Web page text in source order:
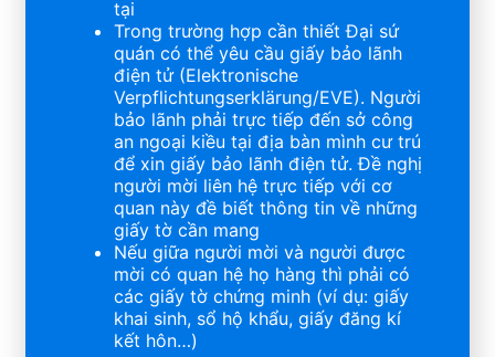
tại
Trong trường hợp cần thiết Đại sứ
quán có thể yêu cầu giấy bảo lãnh
điện tử (Elektronische
Verpflichtungserklärung/EVE). Người
bảo lãnh phải trực tiếp đến sở công
an ngoại kiều tại địa bàn mình cư trú
để xin giấy bảo lãnh điện tử. Đề nghị
người mời liên hệ trực tiếp với cơ
quan này đề biết thông tin về những
giấy tờ cần mang
Nếu giữa người mời và người được
mời có quan hệ họ hàng thì phải có
các giấy tờ chứng minh (ví dụ: giấy
khai sinh, sổ hộ khẩu, giấy đăng kí
kết hôn…)